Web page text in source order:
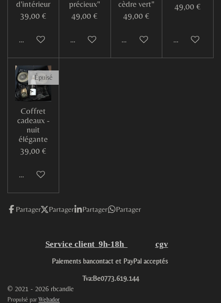
d'intérieur
39,00 €
Ajouter au panier
précieux"
49,00 €
Ajouter au panier
cèdre vert"
49,00 €
Ajouter au panier
49,00 €
M'avertir si
Épuisé
Coffret
cadeaux -
nuit
élégante
39,00 €
M'avertir si disponible
Partager Partager Partager Partager
Service client 9h-18h cgv
Paiements bancontact et PayPal acceptés
Tva:Be0773.619.144
© 2021 - 2026 rbcandle
Propulsé par Webador